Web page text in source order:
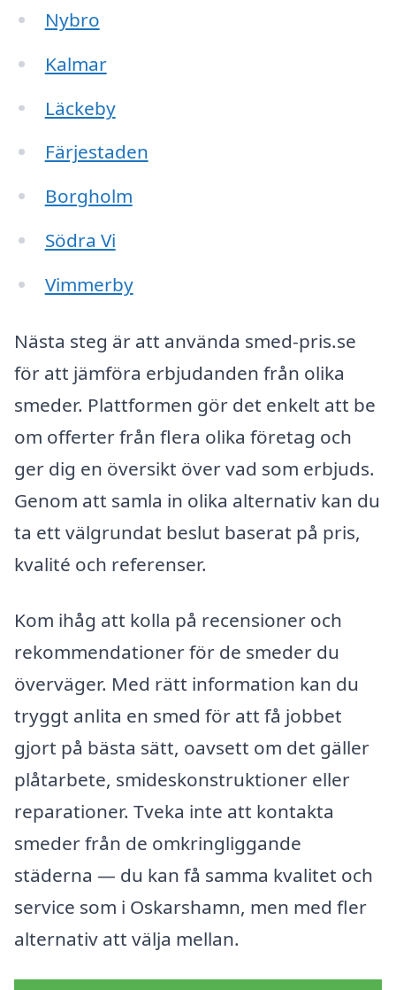
Nybro
Kalmar
Läckeby
Färjestaden
Borgholm
Södra Vi
Vimmerby
Nästa steg är att använda smed-pris.se
för att jämföra erbjudanden från olika
smeder. Plattformen gör det enkelt att be
om offerter från flera olika företag och
ger dig en översikt över vad som erbjuds.
Genom att samla in olika alternativ kan du
ta ett välgrundat beslut baserat på pris,
kvalité och referenser.
Kom ihåg att kolla på recensioner och
rekommendationer för de smeder du
överväger. Med rätt information kan du
tryggt anlita en smed för att få jobbet
gjort på bästa sätt, oavsett om det gäller
plåtarbete, smideskonstruktioner eller
reparationer. Tveka inte att kontakta
smeder från de omkringliggande
städerna — du kan få samma kvalitet och
service som i Oskarshamn, men med fler
alternativ att välja mellan.